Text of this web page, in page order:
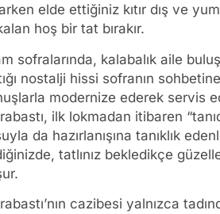
elde ettiğiniz kıtır dış ve
hoş bir tat bırakır.
sofralarında, kalabalık aile
nostalji hissi sofranın
modernize ederek servis
ilk lokmadan itibaren
da hazırlanışına tanıklık
tatlınız bekledikçe
cazibesi yalnızca